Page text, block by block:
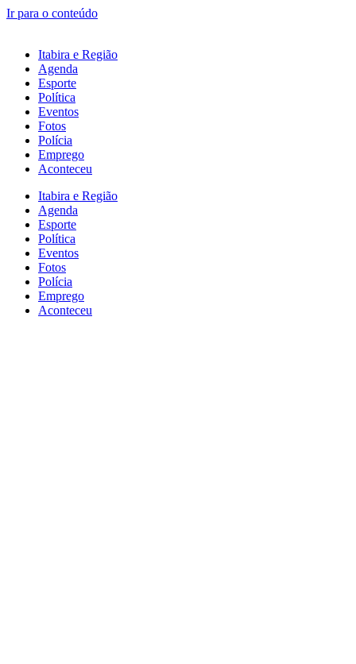
Ir para o conteúdo
Itabira e Região
Agenda
Esporte
Política
Eventos
Fotos
Polícia
Emprego
Aconteceu
Itabira e Região
Agenda
Esporte
Política
Eventos
Fotos
Polícia
Emprego
Aconteceu